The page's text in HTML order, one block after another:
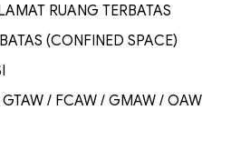
RUANG TERBATAS
(CONFINED SPACE)
/ FCAW / GMAW / OAW